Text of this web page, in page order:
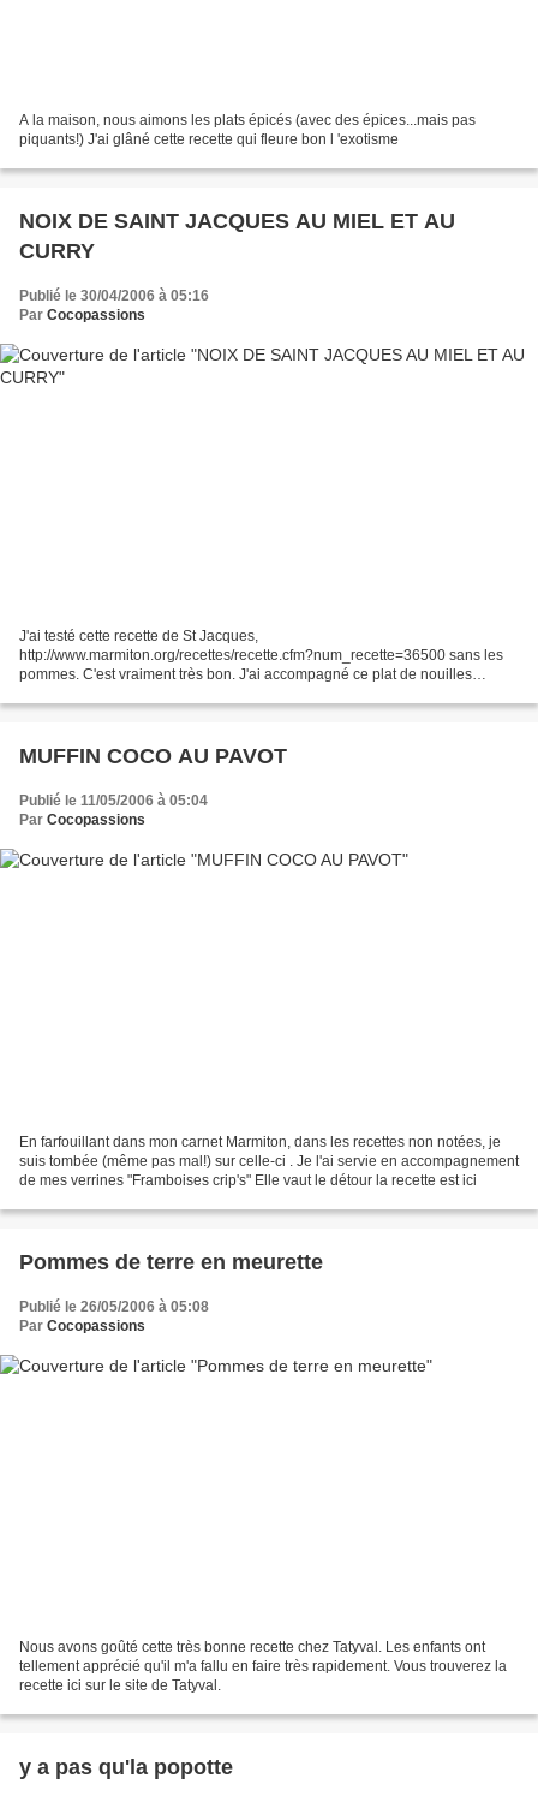
A la maison, nous aimons les plats épicés (avec des épices...mais pas
piquants!) J'ai glâné cette recette qui fleure bon l 'exotisme
NOIX DE SAINT JACQUES AU MIEL ET AU
CURRY
Publié le 30/04/2006 à 05:16
Par Cocopassions
J'ai testé cette recette de St Jacques,
http://www.marmiton.org/recettes/recette.cfm?num_recette=36500 sans les
pommes. C'est vraiment très bon. J'ai accompagné ce plat de nouilles
MUFFIN COCO AU PAVOT
Publié le 11/05/2006 à 05:04
Par Cocopassions
En farfouillant dans mon carnet Marmiton, dans les recettes non notées, je
suis tombée (même pas mal!) sur celle-ci . Je l'ai servie en accompagnement
de mes verrines "Framboises crip's" Elle vaut le détour la recette est ici
Pommes de terre en meurette
Publié le 26/05/2006 à 05:08
Par Cocopassions
Nous avons goûté cette très bonne recette chez Tatyval. Les enfants ont
tellement apprécié qu'il m'a fallu en faire très rapidement. Vous trouverez la
recette ici sur le site de Tatyval.
y a pas qu'la popotte